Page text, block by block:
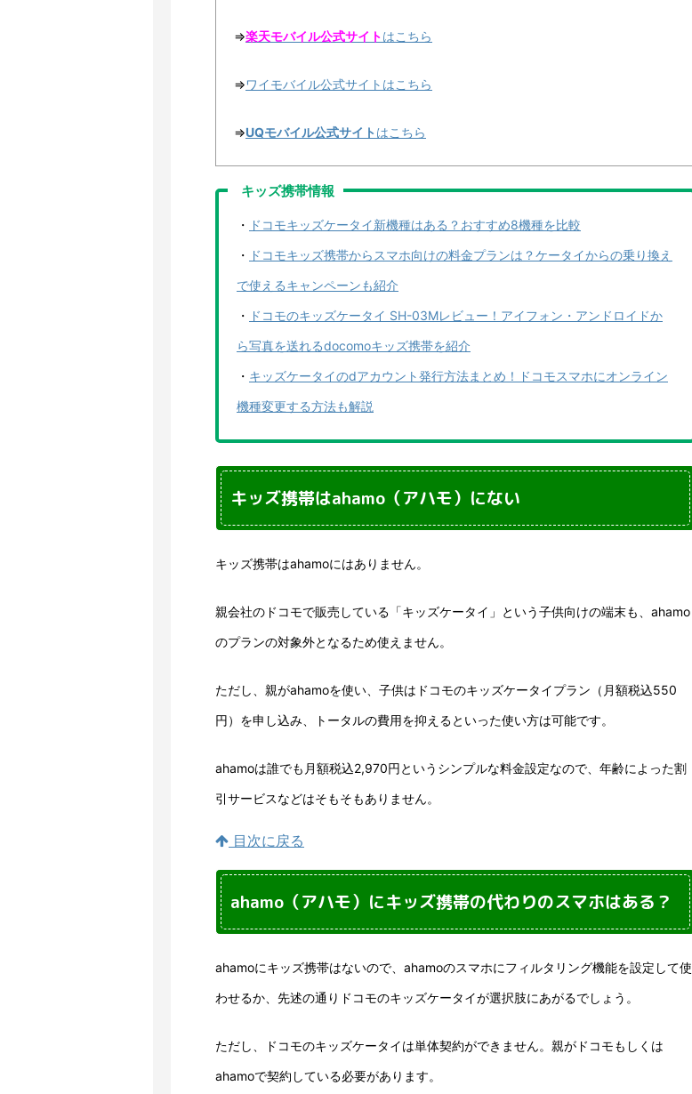
⇒楽天モバイル公式サイトはこちら
⇒ワイモバイル公式サイトはこちら
⇒UQモバイル公式サイト はこちら
キッズ携帯情報
・ ドコモキッズケータイ新機種はある？おすすめ8機種を比較
・ ドコモキッズ携帯からスマホ向けの料金プランは？ケータイからの乗り換え
で使えるキャンペーンも紹介
・ ドコモのキッズケータイ SH-03Mレビュー！アイフォン・アンドロイドか
ら写真を送れるdocomoキッズ携帯を紹介
・ キッズケータイのdアカウント発行方法まとめ！ドコモスマホにオンライン
機種変更する方法も解説
キッズ携帯はahamo（アハモ）にない
キッズ携帯はahamoにはありません。
親会社のドコモで販売している「キッズケータイ」という子供向けの端末も、ahamo
のプランの対象外となるため使えません。
ただし、親がahamoを使い、子供はドコモのキッズケータイプラン（月額税込550
円）を申し込み、トータルの費用を抑えるといった使い方は可能です。
ahamoは誰でも月額税込2,970円というシンプルな料金設定なので、年齢によった割
引サービスなどはそもそもありません。
目次に戻る
ahamo（アハモ）にキッズ携帯の代わりのスマホはある？
ahamoにキッズ携帯はないので、ahamoのスマホにフィルタリング機能を設定して使
わせるか、先述の通りドコモのキッズケータイが選択肢にあがるでしょう。
ただし、ドコモのキッズケータイは単体契約ができません。親がドコモもしくは
ahamoで契約している必要があります。